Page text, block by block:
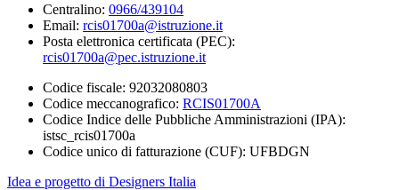
Centralino: 0966/439104
Email: rcis01700a@istruzione.it
Posta elettronica certificata (PEC):
rcis01700a@pec.istruzione.it
Codice fiscale: 92032080803
Codice meccanografico: RCIS01700A
Codice Indice delle Pubbliche Amministrazioni (IPA):
istsc_rcis01700a
Codice unico di fatturazione (CUF): UFBDGN
Idea e progetto di Designers Italia